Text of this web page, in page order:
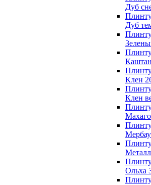
Дуб
Дуб
Клен
Клен
Ольха